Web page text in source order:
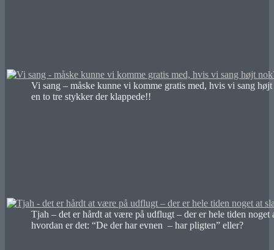
Vi sang – måske kunne vi komme gratis med, hvis vi sang
en to tre stykker der klappede!!
Tjah – det er hårdt at være på udflugt – der er hele tiden noget
hvordan er det: “De der har evnen – har pligten” eller?